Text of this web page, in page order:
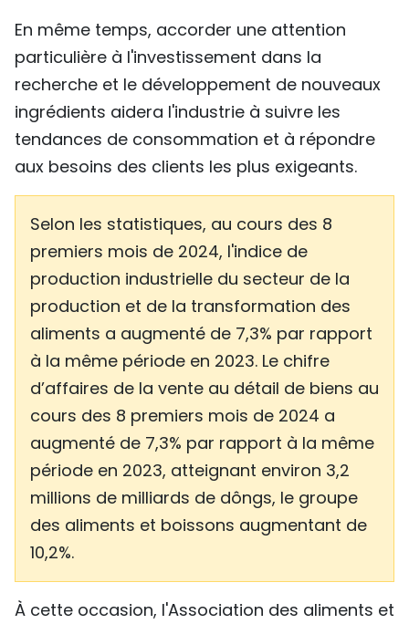
En même temps, accorder une attention
particulière à l'investissement dans la
recherche et le développement de nouveaux
ingrédients aidera l'industrie à suivre les
tendances de consommation et à répondre
aux besoins des clients les plus exigeants.
Selon les statistiques, au cours des 8
premiers mois de 2024, l'indice de
production industrielle du secteur de la
production et de la transformation des
aliments a augmenté de 7,3% par rapport
à la même période en 2023. Le chifre
d’affaires de la vente au détail de biens au
cours des 8 premiers mois de 2024 a
augmenté de 7,3% par rapport à la même
période en 2023, atteignant environ 3,2
millions de milliards de dôngs, le groupe
des aliments et boissons augmentant de
10,2%.
À cette occasion, l'Association des aliments et